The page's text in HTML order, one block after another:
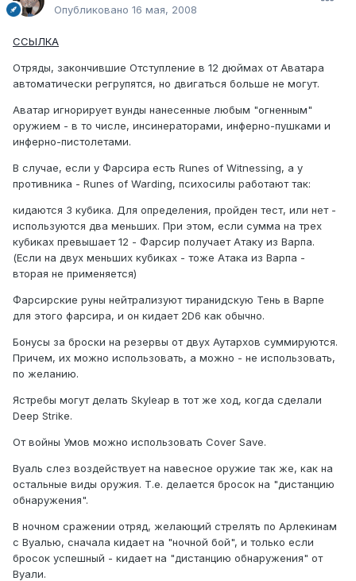
Опубликовано 16 мая, 2008
ССЫЛКА
Отряды, закончившие Отступление в 12 дюймах от Аватара
автоматически регрупятся, но двигаться больше не могут.
Аватар игнорирует вунды нанесенные любым "огненным"
оружием - в то числе, инсинераторами, инферно-пушками и
инферно-пистолетами.
В случае, если у Фарсира есть Runes of Witnessing, а у
противника - Runes of Warding, психосилы работают так:
кидаются 3 кубика. Для определения, пройден тест, или нет -
используются два меньших. При этом, если сумма на трех
кубиках превышает 12 - Фарсир получает Атаку из Варпа.
(Если на двух меньших кубиках - тоже Атака из Варпа -
вторая не применяется)
Фарсирские руны нейтрализуют тиранидскую Тень в Варпе
для этого фарсира, и он кидает 2D6 как обычно.
Бонусы за броски на резервы от двух Аутархов суммируются.
Причем, их можно использовать, а можно - не использовать,
по желанию.
Ястребы могут делать Skyleap в тот же ход, когда сделали
Deep Strike.
От войны Умов можно использовать Cover Save.
Вуаль слез воздействует на навесное оружие так же, как на
остальные виды оружия. Т.е. делается бросок на "дистанцию
обнаружения".
В ночном сражении отряд, желающий стрелять по Арлекинам
с Вуалью, сначала кидает на "ночной бой", и только если
бросок успешный - кидает на "дистанцию обнаружения" от
Вуали.